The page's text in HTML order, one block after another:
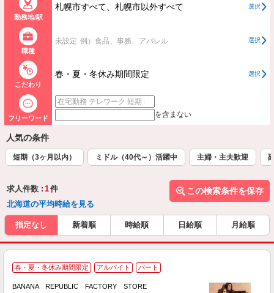
勤務地/駅
札幌市すべて、札幌市以外すべて 選択
職種
未設定 例）食品、事務、アパレル 選択
こだわり
春・夏・冬休み期間限定 選択
フリーワード を含まない
人気の条件
短期（3ヶ月以内） ミドル（40代～）活躍中 主婦・主夫歓迎
求人件数 : 1件
北海道の平均時給を見る
この検索条件を保存
指定なし 新着順 時給順 日給順 月給順
春・夏・冬休み期間限定 アルバイト パート
BANANA REPUBLIC FACTORY STORE